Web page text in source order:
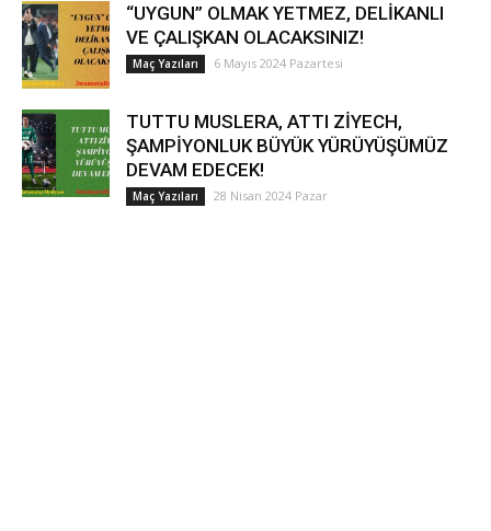
“UYGUN” OLMAK YETMEZ, DELİKANLI
VE ÇALIŞKAN OLACAKSINIZ!
Maç Yazıları 6 Mayıs 2024 Pazartesi
TUTTU MUSLERA, ATTI ZİYECH,
ŞAMPİYONLUK BÜYÜK YÜRÜYÜŞÜMÜZ
DEVAM EDECEK!
Maç Yazıları 28 Nisan 2024 Pazar